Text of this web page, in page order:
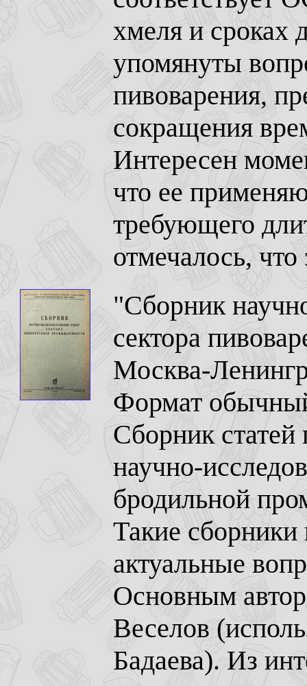
хмеля и сроках
упомянуты
пивоварения,
сокращения
Интересен
что ее
требующего
отмечалось,
"Сборник
сектора
Москва-
Формат
Сборник
научно-
бродильной
Такие
актуальные
Основным
Веселов
Бадаева). Из